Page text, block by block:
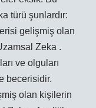
türü şunlardır:
gelişmiş olan
Zeka .
ve olguları
becerisidir.
olan kişilerin